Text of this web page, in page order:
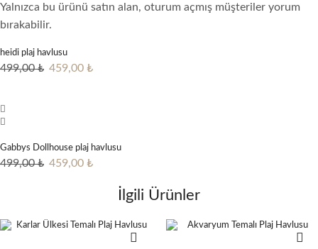
Yalnızca bu ürünü satın alan, oturum açmış müşteriler yorum
bırakabilir.
heidi plaj havlusu
499,00₺ Orijinal
459,00 ₺Şu
Gabbys Dollhouse plaj havlusu
499,00₺ Orijinal
459,00 ₺Şu
İlgili Ürünler